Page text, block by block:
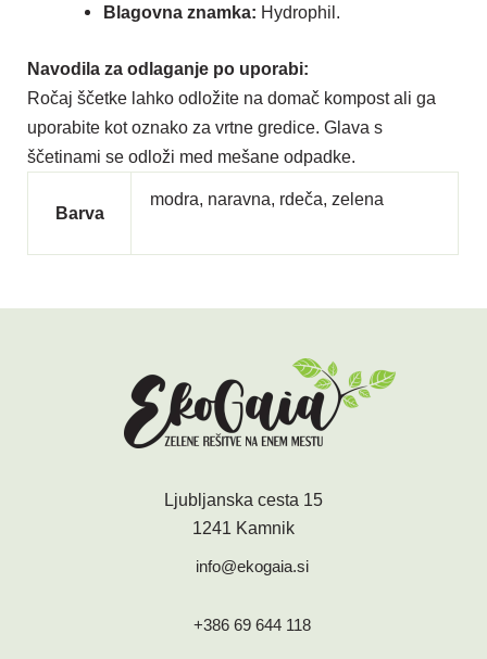
Blagovna znamka: Hydrophil.
Navodila za odlaganje po uporabi:
Ročaj ščetke lahko odložite na domač kompost ali ga
uporabite kot oznako za vrtne gredice. Glava s
ščetinami se odloži med mešane odpadke.
Barva
modra, naravna, rdeča, zelena
Ljubljanska cesta 15
1241 Kamnik
info@ekogaia.si
+386 69 644 118